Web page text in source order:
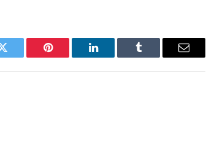
Twitter Pinterest LinkedIn Tumblr Email